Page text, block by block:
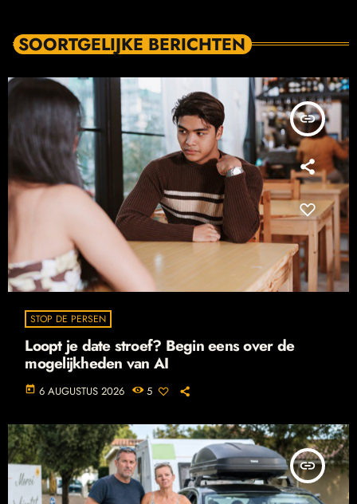
SOORTGELIJKE BERICHTEN
insert_link
STOP DE PERSEN
Loopt je date stroef? Begin eens over de
mogelijkheden van AI
today 6 AUGUSTUS 2026 5
insert_link